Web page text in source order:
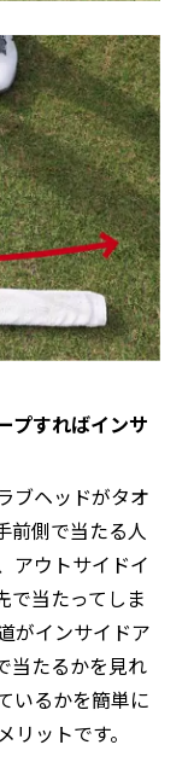
プすればインサ
ブヘッドがタオ
前側で当たる人
アウトサイドイ
で当たってしま
がインサイドア
当たるかを見れ
いるかを簡単に
ットです。